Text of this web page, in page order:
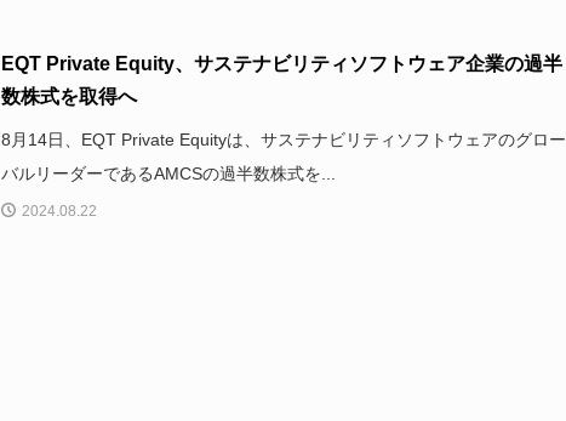
EQT Private Equity、サステナビリティソフトウェア企業の過半
数株式を取得へ
8月14日、EQT Private Equityは、サステナビリティソフトウェアのグロー
バルリーダーであるAMCSの過半数株式を...
2024.08.22